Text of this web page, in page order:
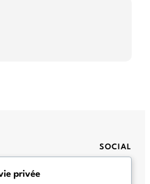
SOCIAL
privée